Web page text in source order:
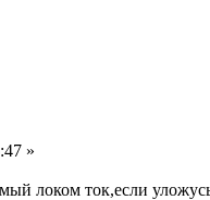
»
локом ток,если